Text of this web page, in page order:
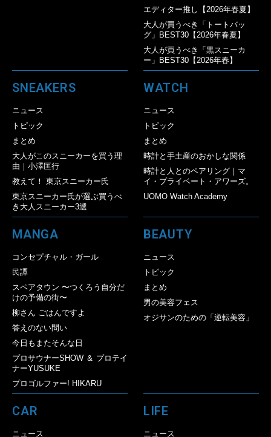
エディター推し【2026年春夏】
大人が買うべき「トートバッ
グ」BEST30【2026年春夏】
大人が買うべき「黒スニーカ
ー」BEST30【2026年春】
SNEAKERS
ニュース
トピック
まとめ
大人がこのスニーカーを買う理
由｜小澤匡行
教えて！ 東京スニーカー氏
東京スニーカー氏が選ぶ買うべ
き大人スニーカー3選
WATCH
ニュース
トピック
まとめ
時計と手土産のおかしな関係
時計と人とのペアリング｜マ
イ・プライベート・アワーズ。
UOMO Watch Academy
MANGA
コンセプチャル・ガール
民譚
スペアタウン 〜つくろう自分だ
けの予備の街〜
柳さん ごはんですよ
答えのない問い
今日もまたそんな日
プロサウナーSHOW ＆ プロテイ
ナーYUSUKE
プロゴルファー! HIKARU
BEAUTY
ニュース
トピック
まとめ
男の美容フェス
オジサンのための「逆転美容」
CAR
ニュース
LIFE
ニュース